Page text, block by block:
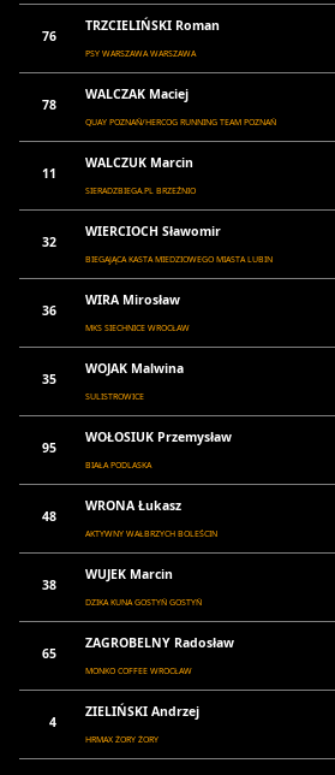
76
TRZCIELIŃSKI Roman
PSY WARSZAWA WARSZAWA
78
WALCZAK Maciej
QUAY POZNAŃ/HERCOG RUNNING TEAM POZNAŃ
11
WALCZUK Marcin
SIERADZBIEGA.PL BRZEŹNIO
32
WIERCIOCH Sławomir
BIEGAJĄCA KASTA MIEDZIOWEGO MIASTA LUBIN
36
WIRA Mirosław
MKS SIECHNICE WROCŁAW
35
WOJAK Malwina
SULISTROWICE
95
WOŁOSIUK Przemysław
BIAŁA PODLASKA
48
WRONA Łukasz
AKTYWNY WAŁBRZYCH BOLEŚCIN
38
WUJEK Marcin
DZIKA KUNA GOSTYŃ GOSTYŃ
65
ZAGROBELNY Radosław
MONKO COFFEE WROCŁAW
4
ZIELIŃSKI Andrzej
HRMAX ŻORY ŻORY